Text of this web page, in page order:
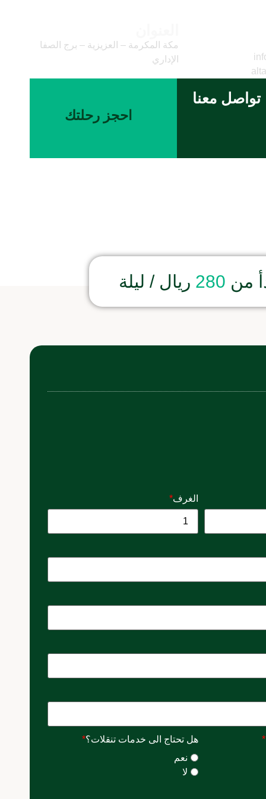
مكة المكرمة – العزيزية – برج الصفا
الإداري
تواصل معنا
احجز رحلتك
من 280 ريال / ليلة
الغرف*
* هل تحتاج الى خدمات تنقلات؟*
نعم
لا